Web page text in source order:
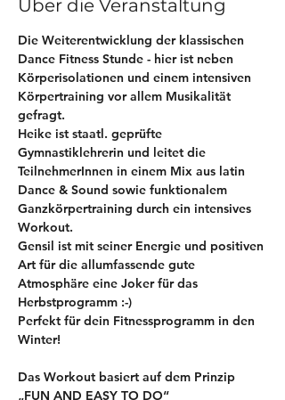
Über die Veranstaltung
Die Weiterentwicklung der klassischen
Dance Fitness Stunde - hier ist neben
Körperisolationen und einem intensiven
Körpertraining vor allem Musikalität
gefragt.
Heike ist staatl. geprüfte
Gymnastiklehrerin und leitet die
TeilnehmerInnen in einem Mix aus latin
Dance & Sound sowie funktionalem
Ganzkörpertraining durch ein intensives
Workout.
Gensil ist mit seiner Energie und positiven
Art für die allumfassende gute
Atmosphäre eine Joker für das
Herbstprogramm :-)
Perfekt für dein Fitnessprogramm in den
Winter!
Das Workout basiert auf dem Prinzip
„FUN AND EASY TO DO“